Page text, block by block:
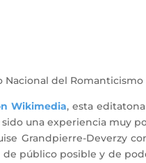
Nacional del Romanticismo
Wikimedia, esta
una experiencia muy
Grandpierre-Deverzy
público posible y de